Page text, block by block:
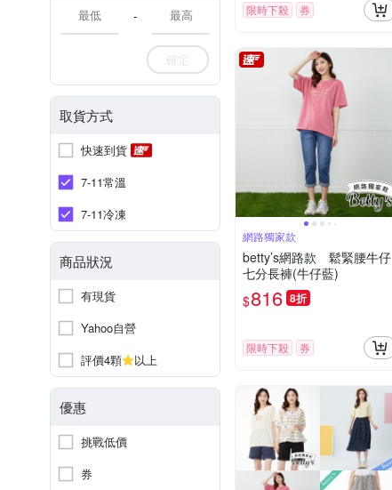
-
確定
取貨方式
快速到貨
7-11常溫
7-11冷凍
商品狀況
有現貨
Yahoo自營
評價4顆
以上
優惠
挑戰低價
券
限時下殺 券
網路獨家款
betty’s網路款 鬆緊腰牛仔
七分長褲(牛仔藍)
$816 8折
限時下殺 券